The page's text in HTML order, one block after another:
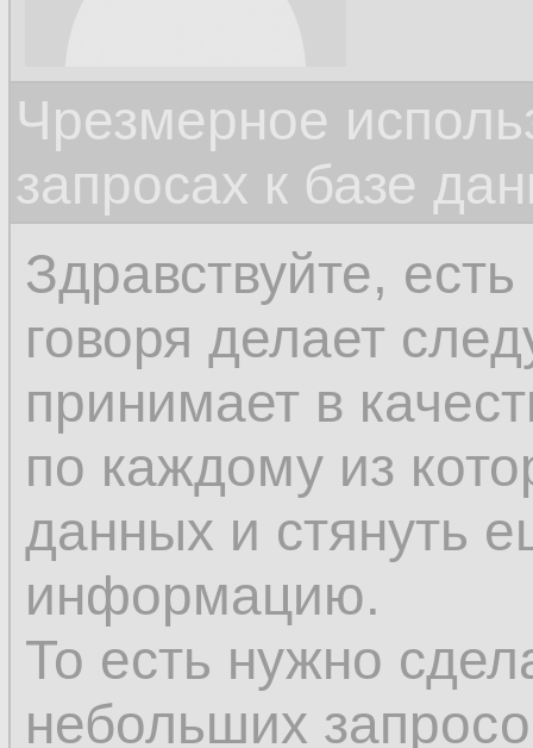
Чрезмерное
запросах к базе
Здравствуйте,
говоря делает
принимает в
по каждому из
данных и стянуть
информацию.
То есть нужно
небольших